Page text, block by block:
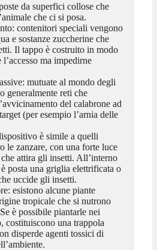
da superfici collose che
che ci si posa.
contenitori speciali vengono
e sostanze zuccherine che
Il tappo è costruito in modo
l’accesso ma impedirne
mutuate al mondo degli
generalmente reti che
del calabrone ad
(per esempio l’arnia delle
è simile a quelli
le zanzare, con una forte luce
attira gli insetti. All’interno
posta una griglia elettrificata o
uccide gli insetti.
esistono alcune piante
tropicale che si nutrono
è possibile piantarle nei
costituiscono una trappola
disperde agenti tossici di